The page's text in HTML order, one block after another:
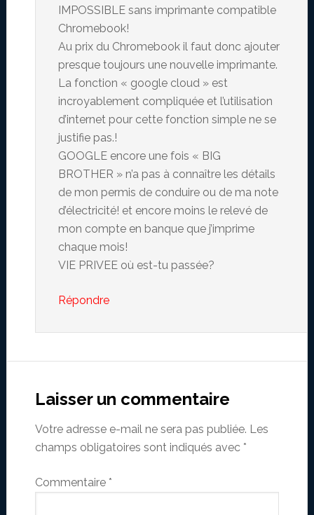
IMPOSSIBLE sans imprimante compatible
Chromebook!
Au prix du Chromebook il faut donc ajouter
presque toujours une nouvelle imprimante.
La fonction « google cloud » est
incroyablement compliquée et l’utilisation
d’internet pour cette fonction simple ne se
justifie pas.!
GOOGLE encore une fois « BIG
BROTHER » n’a pas à connaître les détails
de mon permis de conduire ou de ma note
d’électricité! et encore moins le relevé de
mon compte en banque que j’imprime
chaque mois!
VIE PRIVEE où est-tu passée?
Répondre
Laisser un commentaire
Votre adresse e-mail ne sera pas publiée. Les
champs obligatoires sont indiqués avec *
Commentaire *